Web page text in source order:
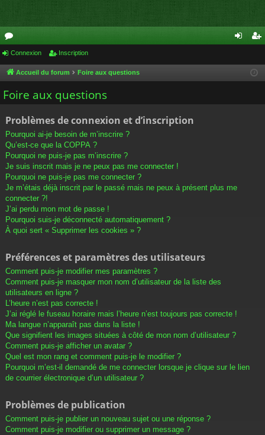
or
u
m
cri
Connexion Inscription
Accueil du forum Foire aux questions
Foire aux questions
Problèmes de connexion et d’inscription
Pourquoi ai-je besoin de m’inscrire ?
Qu’est-ce que la COPPA ?
Pourquoi ne puis-je pas m’inscrire ?
Je suis inscrit mais je ne peux pas me connecter !
Pourquoi ne puis-je pas me connecter ?
Je m’étais déjà inscrit par le passé mais ne peux à présent plus me
connecter ?!
J’ai perdu mon mot de passe !
Pourquoi suis-je déconnecté automatiquement ?
À quoi sert « Supprimer les cookies » ?
Préférences et paramètres des utilisateurs
Comment puis-je modifier mes paramètres ?
Comment puis-je masquer mon nom d’utilisateur de la liste des
utilisateurs en ligne ?
L’heure n’est pas correcte !
J’ai réglé le fuseau horaire mais l’heure n’est toujours pas correcte !
Ma langue n’apparaît pas dans la liste !
Que signifient les images situées à côté de mon nom d’utilisateur ?
Comment puis-je afficher un avatar ?
Quel est mon rang et comment puis-je le modifier ?
Pourquoi m’est-il demandé de me connecter lorsque je clique sur le lien
de courrier électronique d’un utilisateur ?
Problèmes de publication
Comment puis-je publier un nouveau sujet ou une réponse ?
Comment puis-je modifier ou supprimer un message ?